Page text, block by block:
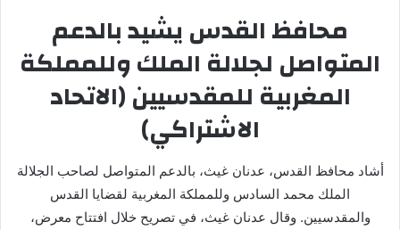
محافظ القدس يشيد بالدعم
المتواصل لجلالة الملك وللمملكة
المغربية للمقدسيين (الاتحاد
الاشتراكي)
أشاد محافظ القدس، عدنان غيث، بالدعم المتواصل لصاحب الجلالة
الملك محمد السادس وللمملكة المغربية لقضايا القدس
والمقدسيين. وقال عدنان غيث، في تصريح خلال افتتاح معرض،